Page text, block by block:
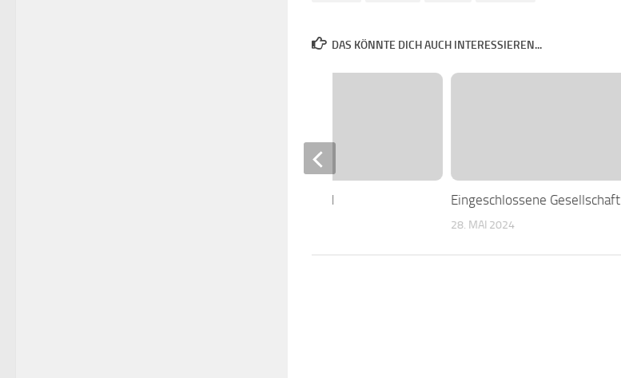
DAS KÖNNTE DICH AUCH INTERESSIEREN...
Eingeschlossene Gesellschaft
28. MAI 2024
Final Cut of the Dead